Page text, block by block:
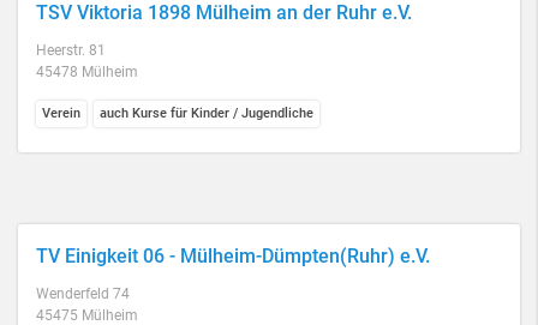
TSV Viktoria 1898 Mülheim an der Ruhr e.V.
Heerstr. 81
45478 Mülheim
Verein auch Kurse für Kinder / Jugendliche
TV Einigkeit 06 - Mülheim-Dümpten(Ruhr) e.V.
Wenderfeld 74
45475 Mülheim